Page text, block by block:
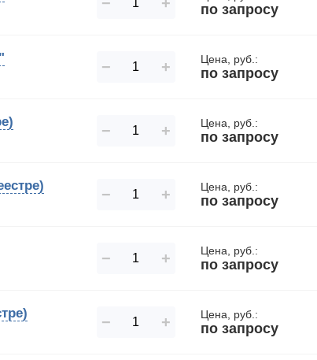
по запросу
− + Цена, руб.:
по запросу
− + Цена, руб.:
по запросу
− + Цена, руб.:
по запросу
− + Цена, руб.:
по запросу
− + Цена, руб.:
по запросу